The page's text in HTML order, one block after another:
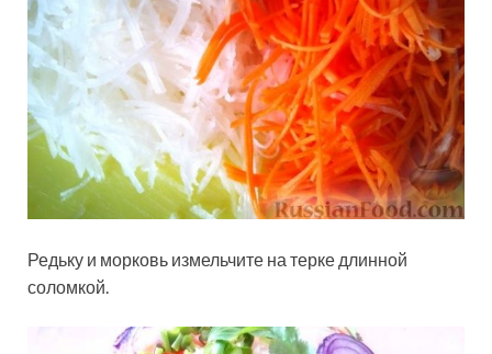
Редьку и морковь измельчите на терке длинной
соломкой.